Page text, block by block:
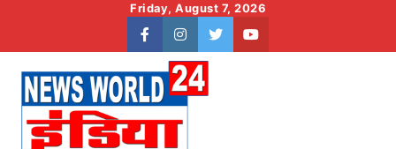
content
Friday, August 7, 2026
facebookinstagram
twitteryoutube